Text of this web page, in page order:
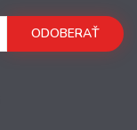
ODOBERAŤ